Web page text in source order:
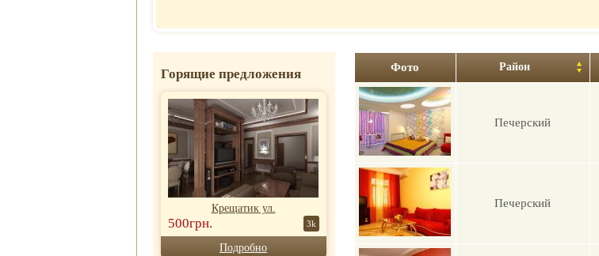
Недорогие
молодоженов
Фавола Аватара
Венецианские
Горящие предложения
Крещатик ул.
500грн. 3k
Подробно
Фото Район
Печерский
Печерский